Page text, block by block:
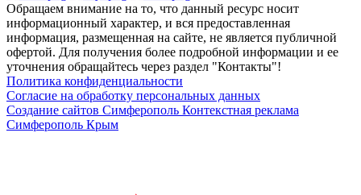
Обращаем внимание на то, что данный ресурс носит
информационный характер, и вся предоставленная
информация, размещенная на сайте, не является публичной
офертой. Для получения более подробной информации и ее
уточнения обращайтесь через раздел "Контакты"!
Политика конфиденциальности
Согласие на обработку персональных данных
Создание сайтов Симферополь Контекстная реклама
Симферополь Крым